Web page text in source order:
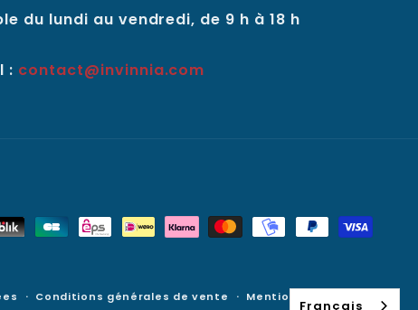
du lundi au vendredi, de 9 h à 18 h
: contact@invinnia.com
Conditions générales de vente Mentions légales
Français